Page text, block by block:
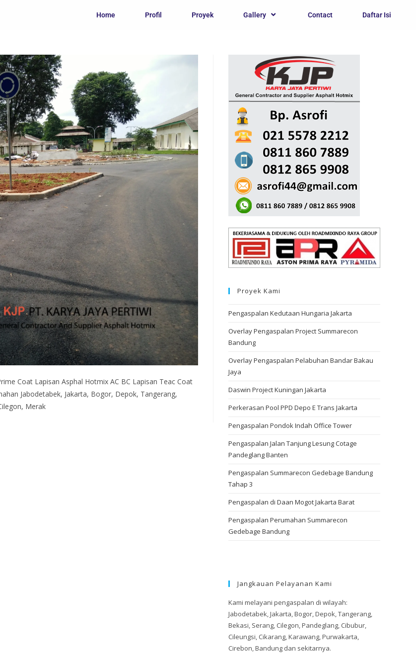
Home Profil Proyek Gallery Contact Daftar Isi
Coat Lapisan Asphal Hotmix AC BC Lapisan Teac Coat
Jabodetabek, Jakarta, Bogor, Depok, Tangerang,
Merak
Proyek Kami
Pengaspalan Kedutaan Hungaria Jakarta
Overlay Pengaspalan Project Summarecon
Bandung
Overlay Pengaspalan Pelabuhan Bandar Bakau
Jaya
Daswin Project Kuningan Jakarta
Perkerasan Pool PPD Depo E Trans Jakarta
Pengaspalan Pondok Indah Office Tower
Pengaspalan Jalan Tanjung Lesung Cotage
Pandeglang Banten
Pengaspalan Summarecon Gedebage Bandung
Tahap 3
Pengaspalan di Daan Mogot Jakarta Barat
Pengaspalan Perumahan Summarecon
Gedebage Bandung
Jangkauan Pelayanan Kami
Kami melayani pengaspalan di wilayah:
Jabodetabek, Jakarta, Bogor, Depok, Tangerang,
Bekasi, Serang, Cilegon, Pandeglang, Cibubur,
Cileungsi, Cikarang, Karawang, Purwakarta,
Cirebon, Bandung dan sekitarnya.